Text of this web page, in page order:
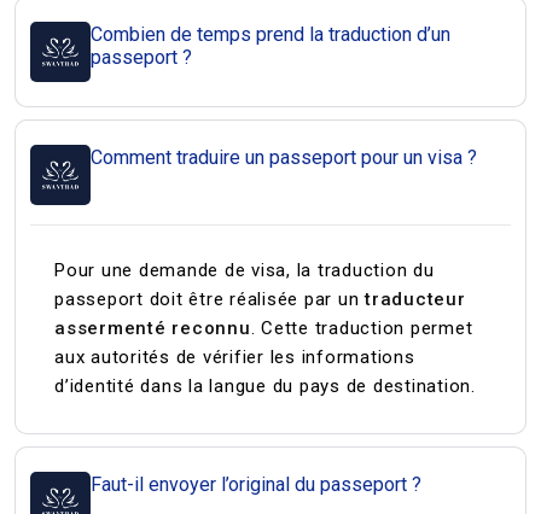
Combien de temps prend la traduction d’un
passeport ?
Comment traduire un passeport pour un visa ?
Pour une demande de visa, la traduction du
passeport doit être réalisée par untraducteur
assermenté reconnu. Cette traduction permet
aux autorités de vérifier les informations
d’identité dans la langue du pays de destination.
Faut-il envoyer l’original du passeport ?